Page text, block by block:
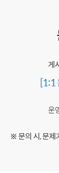
게
[1:1
운
※ 문의 시, 문제